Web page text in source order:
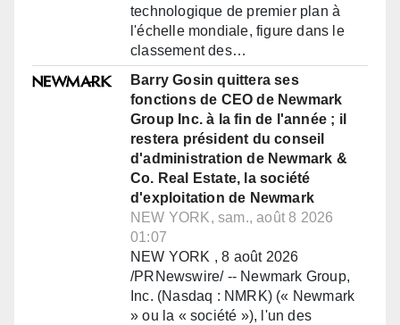
technologique de premier plan à
l'échelle mondiale, figure dans le
classement des…
Barry Gosin quittera ses
fonctions de CEO de Newmark
Group Inc. à la fin de l'année ; il
restera président du conseil
d'administration de Newmark &
Co. Real Estate, la société
d'exploitation de Newmark
NEW YORK, sam., août 8 2026
01:07
NEW YORK , 8 août 2026
/PRNewswire/ -- Newmark Group,
Inc. (Nasdaq : NMRK) (« Newmark
» ou la « société »), l'un des